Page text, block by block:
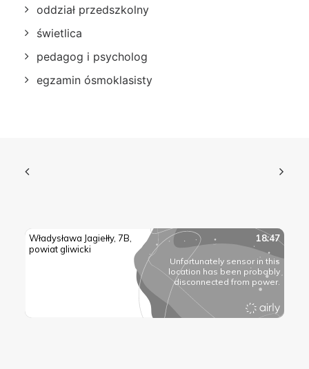
oddział przedszkolny
świetlica
pedagog i psycholog
egzamin ósmoklasisty